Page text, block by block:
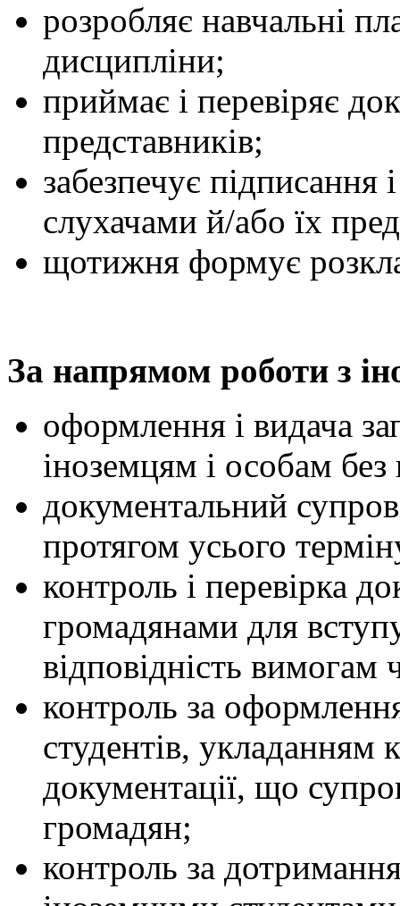
розробляє навчальні
дисципліни;
приймає і перевіряє
представників;
забезпечує підписання
слухачами й/або їх
щотижня формує
За напрямом роботи з
оформлення і видача
іноземцям і особам без
документальний
протягом усього
контроль і перевірка
громадянами для
відповідність вимогам
контроль за
студентів, укладанням
документації, що
громадян;
контроль за